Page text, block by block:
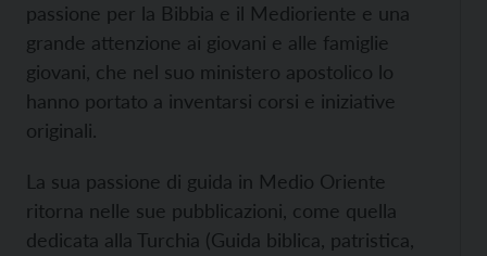
passione per la Bibbia e il Medioriente e una
grande attenzione ai giovani e alle famiglie
giovani, che nel suo ministero apostolico lo
hanno portato a inventarsi corsi e iniziative
originali.
La sua passione di guida in Medio Oriente
ritorna nelle sue pubblicazioni, come quella
dedicata alla Turchia (Guida biblica, patristica,